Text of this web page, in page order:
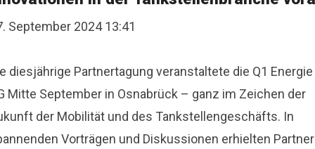
September 2024 13:41
diesjährige Partnertagung veranstaltete die Q1 Energie
Mitte September in Osnabrück – ganz im Zeichen der
der Mobilität und des Tankstellengeschäfts. In
Vorträgen und Diskussionen erhielten Partner